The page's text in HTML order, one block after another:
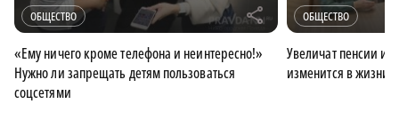
ОБЩЕСТВО r
«Ему ничего кроме телефона и неинтересно!»
Нужно ли запрещать детям пользоваться
соцсетями
ОБЩЕСТВО
Увеличат пенсии и
изменится в жизни